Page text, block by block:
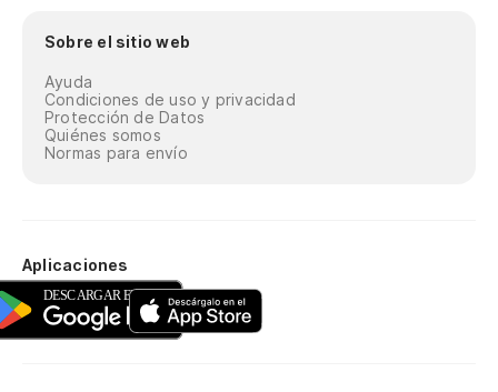
Sobre el sitio web
Ayuda
Condiciones de uso y privacidad
Protección de Datos
Quiénes somos
Normas para envío
Aplicaciones